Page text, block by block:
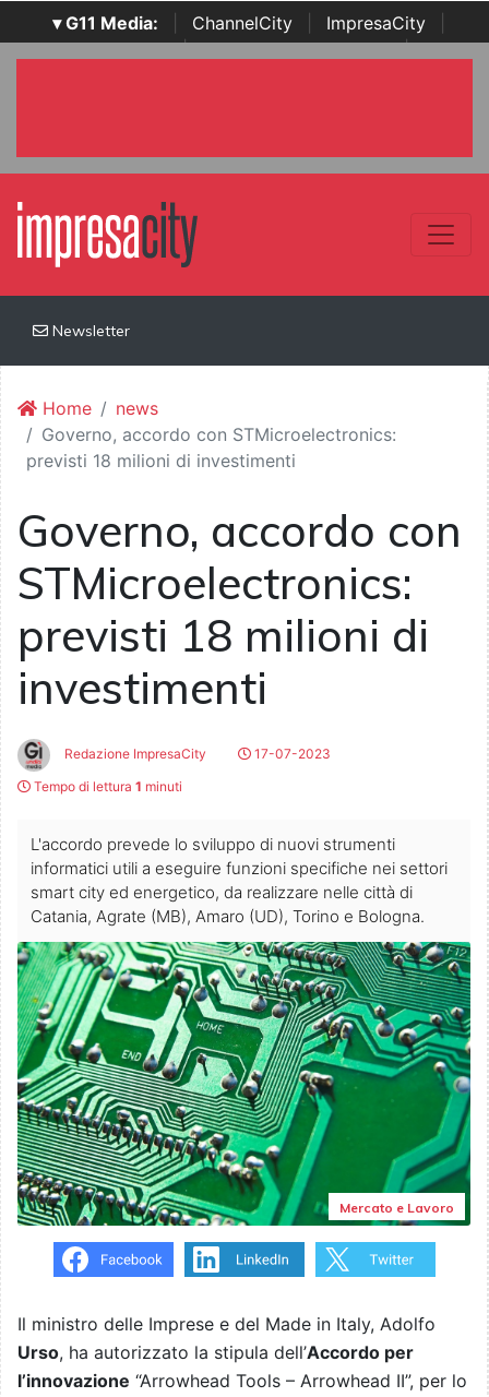
▾ G11 Media: ChannelCity ImpresaCity
SecurityOpenLab | Italian Channel Awards | Italian
Newsletter
Home
news
Governo, accordo con STMicroelectronics:
previsti 18 milioni di investimenti
Governo, accordo con
STMicroelectronics:
previsti 18 milioni di
investimenti
Redazione ImpresaCity
17-07-2023
Tempo di lettura 1 minuti
L'accordo prevede lo sviluppo di nuovi strumenti
informatici utili a eseguire funzioni specifiche nei settori
smart city ed energetico, da realizzare nelle città di
Catania, Agrate (MB), Amaro (UD), Torino e Bologna.
Mercato e Lavoro
Il ministro delle Imprese e del Made in Italy, Adolfo
Urso, ha autorizzato la stipula dell’Accordo per
l’innovazione “Arrowhead Tools – Arrowhead II”, per lo